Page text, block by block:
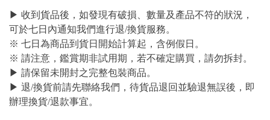
▶ 收到貨品後，如發現有破損、數量及產品不符的狀況，
可於七日內通知我們進行退/換貨服務。
※ 七日為商品到貨日開始計算起，含例假日。
※ 請注意，鑑賞期非試用期，若不確定購買，請勿拆封。
▶ 請保留未開封之完整包裝商品。
▶ 退/換貨前請先聯絡我們，待貨品退回並驗退無誤後，即
辦理換貨/退款事宜。